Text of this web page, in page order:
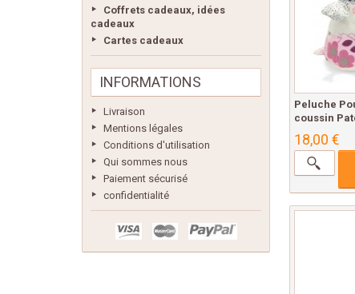
Coffrets cadeaux, idées
cadeaux
Cartes cadeaux
INFORMATIONS
Livraison
Mentions légales
Conditions d'utilisation
Qui sommes nous
Paiement sécurisé
confidentialité
Peluche
coussin
18,00 €